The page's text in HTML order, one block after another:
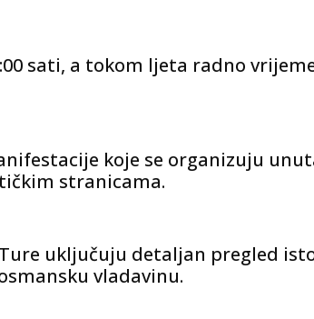
sati, a tokom ljeta radno
koje se organizuju
stranicama.
uključuju detaljan pregled
vladavinu.